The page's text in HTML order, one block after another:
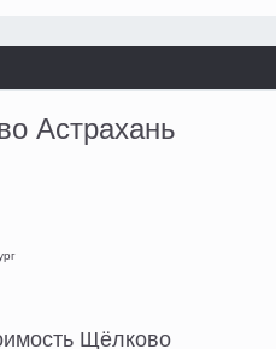
Астрахань
Щёлково